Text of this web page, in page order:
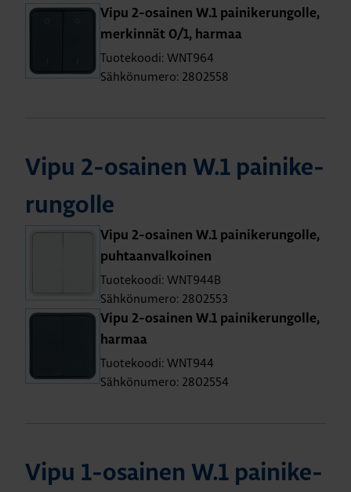
Vipu 2-osai­nen W.1 pai­ni­ke­run­gol­le,
mer­kin­nät 0/1, har­maa
Tuotekoodi: WNT964
Sähkönumero: 2802558
Vipu 2-osai­nen W.1 pai­ni­ke­
run­gol­le
Vipu 2-osai­nen W.1 pai­ni­ke­run­gol­le,
puh­taan­val­koi­nen
Tuotekoodi: WNT944B
Sähkönumero: 2802553
Vipu 2-osai­nen W.1 pai­ni­ke­run­gol­le,
har­maa
Tuotekoodi: WNT944
Sähkönumero: 2802554
Vipu 1-osai­nen W.1 pai­ni­ke­